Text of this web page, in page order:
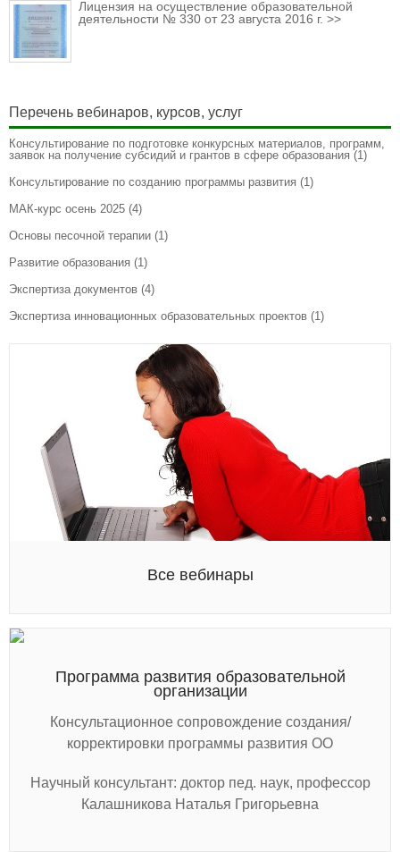
Лицензия на осуществление образовательной
деятельности № 330 от 23 августа 2016 г. >>
Перечень вебинаров, курсов, услуг
Консультирование по подготовке конкурсных материалов, программ,
заявок на получение субсидий и грантов в сфере образования (1)
Консультирование по созданию программы развития (1)
МАК-курс осень 2025 (4)
Основы песочной терапии (1)
Развитие образования (1)
Экспертиза документов (4)
Экспертиза инновационных образовательных проектов (1)
Все вебинары
Программа развития образовательной
организации
Консультационное сопровождение создания/
корректировки программы развития ОО
Научный консультант: доктор пед. наук, профессор
Калашникова Наталья Григорьевна